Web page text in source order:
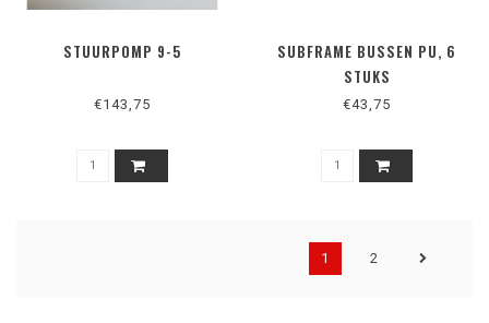
STUURPOMP 9-5
€143,75
SUBFRAME BUSSEN PU, 6
STUKS
€43,75
1 2